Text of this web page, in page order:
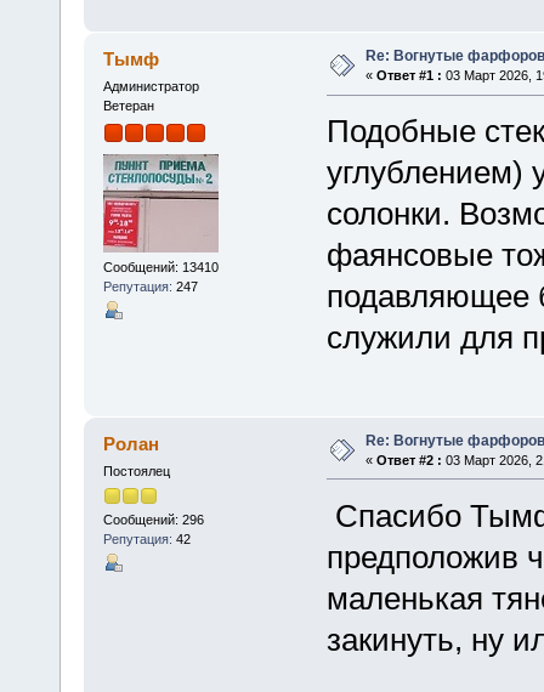
Тымф
Администратор
Ветеран
Сообщений: 13410
Репутация: 247
Re: Вогнутые
« Ответ #1 : 03 Март 2026,
Подобные
углублением)
солонки.
фаянсовые
подавляющее
служили для
Ролан
Постоялец
Сообщений: 296
Репутация: 42
Re: Вогнутые
« Ответ #2 : 03 Март 2026,
Спасибо
предположив
маленькая
закинуть, ну